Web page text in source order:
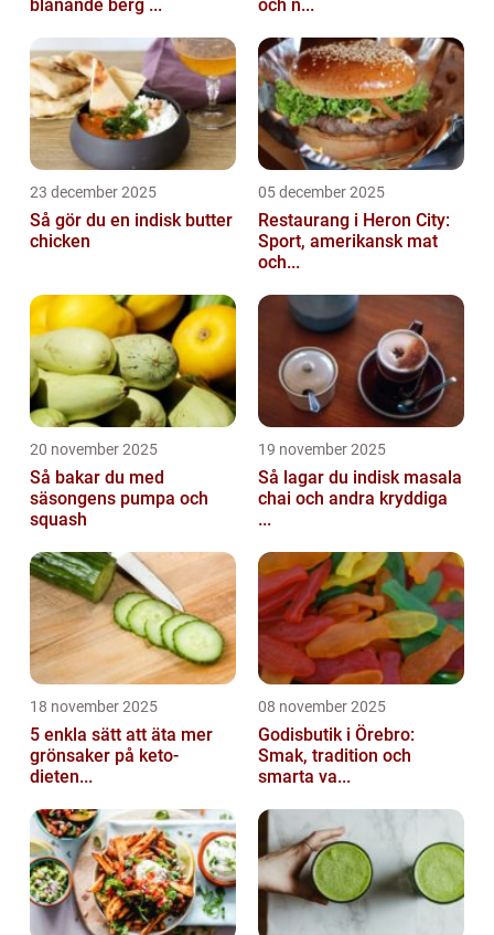
blånande berg ... och n...
23 december 2025
Så gör du en indisk butter
chicken
05 december 2025
Restaurang i Heron City:
Sport, amerikansk mat
och...
20 november 2025
Så bakar du med
säsongens pumpa och
squash
19 november 2025
Så lagar du indisk masala
chai och andra kryddiga
...
18 november 2025
5 enkla sätt att äta mer
grönsaker på keto-
dieten...
08 november 2025
Godisbutik i Örebro:
Smak, tradition och
smarta va...